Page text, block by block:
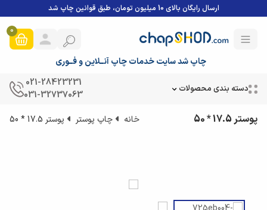
ارسال رایگان بالای 10 میلیون تومان، طبق قوانین چاپ شد
چاپ شد سایت خدمات چاپ آنــلاین و فــوری
0
دسته بندی محصولات
021-28423231
031-32737063
پوستر 17.5 * 50 خانه چاپ پوستر پوستر 17.5 * 50